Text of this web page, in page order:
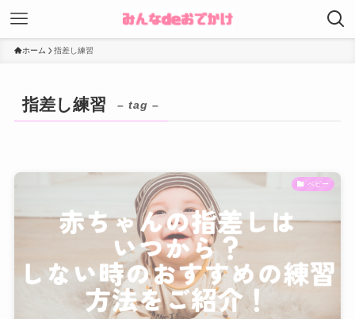
ホーム 指差し練習
指差し練習 – tag –
ベビー